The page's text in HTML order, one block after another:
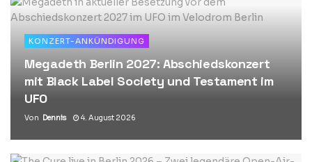
KONZERT-ANKÜNDIGUNG
Megadeth Berlin 2027: Abschiedskonzert
mit Black Label Society und Testament im
UFO
Von Dennis 4. August 2026